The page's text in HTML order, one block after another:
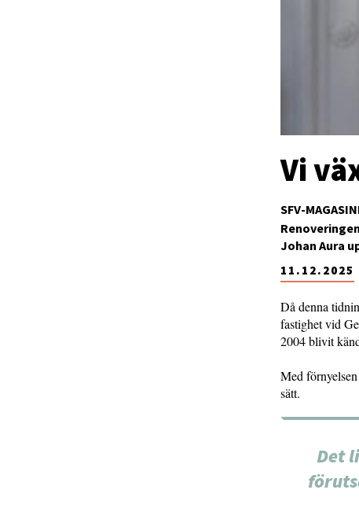
SFV-
Vi
11.12.2025
Johan Aura
Då denna
fastighet vid
2004 blivit
Med
sätt.
Det